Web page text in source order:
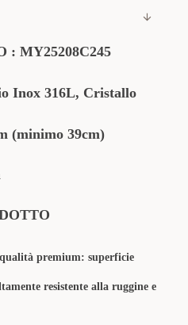
: MY25208C245
Inox 316L, Cristallo
(minimo 39cm)
premium: superficie
resistente alla ruggine e